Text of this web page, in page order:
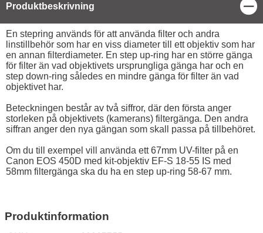
Produktbeskrivning
Produktbeskrivning
En stepring används för att använda filter och andra
linstillbehör som har en viss diameter till ett objektiv som har
en annan filterdiameter. En step up-ring har en större gänga
för filter än vad objektivets ursprungliga gänga har och en
step down-ring således en mindre gänga för filter än vad
objektivet har.
Beteckningen består av två siffror, där den första anger
storleken på objektivets (kamerans) filtergänga. Den andra
siffran anger den nya gängan som skall passa på tillbehöret.
Om du till exempel vill använda ett 67mm UV-filter på en
Canon EOS 450D med kit-objektiv EF-S 18-55 IS med
58mm filtergänga ska du ha en step up-ring 58-67 mm.
Produktinformation